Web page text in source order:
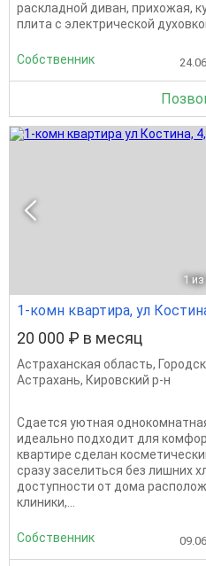
раскладной диван, прихожая,
плита с электрической
Собственник 24.06
1 из
1-комн квартира, ул
20 000 ₽ в месяц
Астраханская область,
Астрахань, Кировский р-н
Сдается уютная
идеально подходит для
квартире сделан
сразу заселиться без лишних
доступности от дома
клиники,...
Собственник 09.06